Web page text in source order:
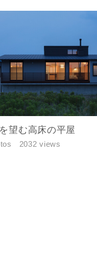
望む高床の平屋
2032 views
あらか